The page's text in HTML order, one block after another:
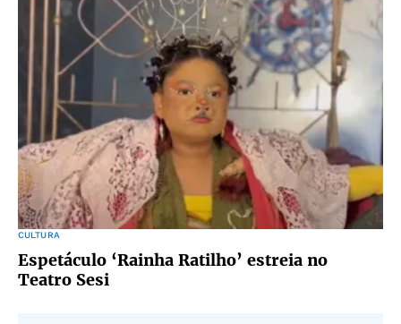
CULTURA
Espetáculo ‘Rainha Ratilho’ estreia no
Teatro Sesi